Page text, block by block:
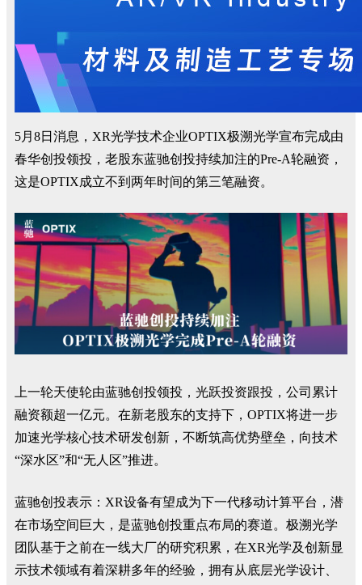
5月8日消息，XR光学技术企业OPTIX极溯光学宣布完成由
春华创投领投，老股东蓝驰创投持续加注的Pre-A轮融资，
这是OPTIX成立不到两年时间的第三笔融资。
上一轮天使轮由蓝驰创投领投，光跃投资跟投，公司累计
融资额超一亿元。在新老股东的支持下，OPTIX将进一步
加速光学核心技术研发创新，不断筑高优势壁垒，向技术
“深水区”和“无人区”推进。
蓝驰创投表示：XR设备有望成为下一代移动计算平台，潜
在市场空间巨大，是蓝驰创投重点布局的赛道。极溯光学
团队基于之前在一线大厂的研究积累，在XR光学及创新显
示技术领域有着深耕多年的经验，拥有从底层光学设计、